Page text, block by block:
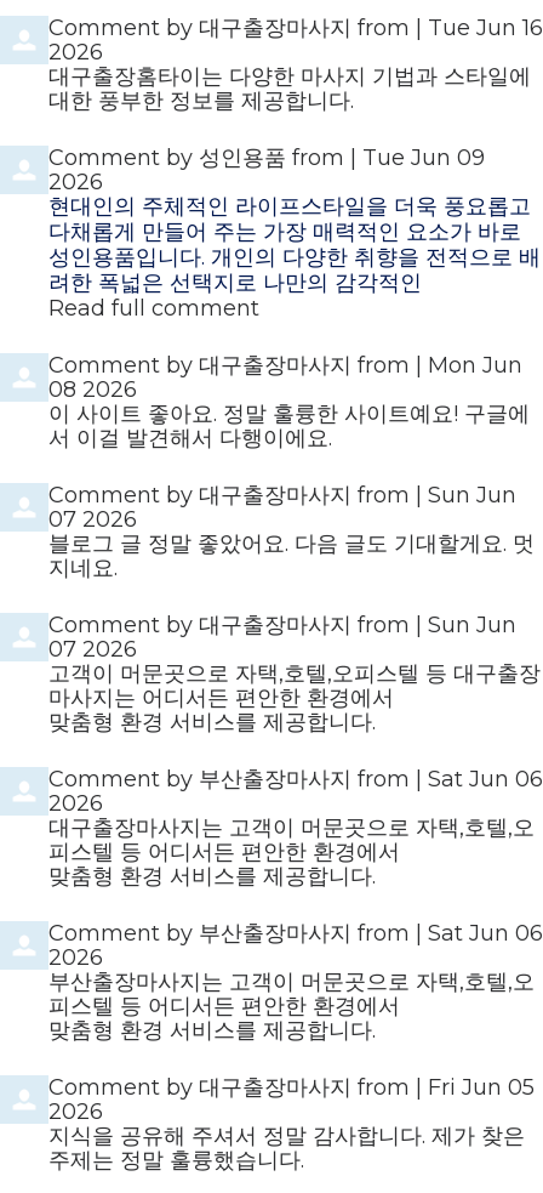
Comment by 대구출장마사지 from
Tue Jun 16
2026
대구출장홈타이는 다양한 마사지 기법과 스타일에
대한 풍부한 정보를 제공합니다.
Comment by 성인용품 from
Tue Jun 09
2026
현대인의 주체적인 라이프스타일을 더욱 풍요롭고
다채롭게 만들어 주는 가장 매력적인 요소가 바로
성인용품입니다. 개인의 다양한 취향을 전적으로 배
려한 폭넓은 선택지로 나만의 감각적인
Read full comment
Comment by 대구출장마사지 from
Mon Jun
08 2026
이 사이트 좋아요. 정말 훌륭한 사이트예요! 구글에
서 이걸 발견해서 다행이에요.
Comment by 대구출장마사지 from
Sun Jun
07 2026
블로그 글 정말 좋았어요. 다음 글도 기대할게요. 멋
지네요.
Comment by 대구출장마사지 from
Sun Jun
07 2026
고객이 머문곳으로 자택,호텔,오피스텔 등 대구출장
마사지는 어디서든 편안한 환경에서
맞춤형 환경 서비스를 제공합니다.
Comment by 부산출장마사지 from
Sat Jun 06
2026
대구출장마사지는 고객이 머문곳으로 자택,호텔,오
피스텔 등 어디서든 편안한 환경에서
맞춤형 환경 서비스를 제공합니다.
Comment by 부산출장마사지 from
Sat Jun 06
2026
부산출장마사지는 고객이 머문곳으로 자택,호텔,오
피스텔 등 어디서든 편안한 환경에서
맞춤형 환경 서비스를 제공합니다.
Comment by 대구출장마사지 from
Fri Jun 05
2026
지식을 공유해 주셔서 정말 감사합니다. 제가 찾은
주제는 정말 훌륭했습니다.